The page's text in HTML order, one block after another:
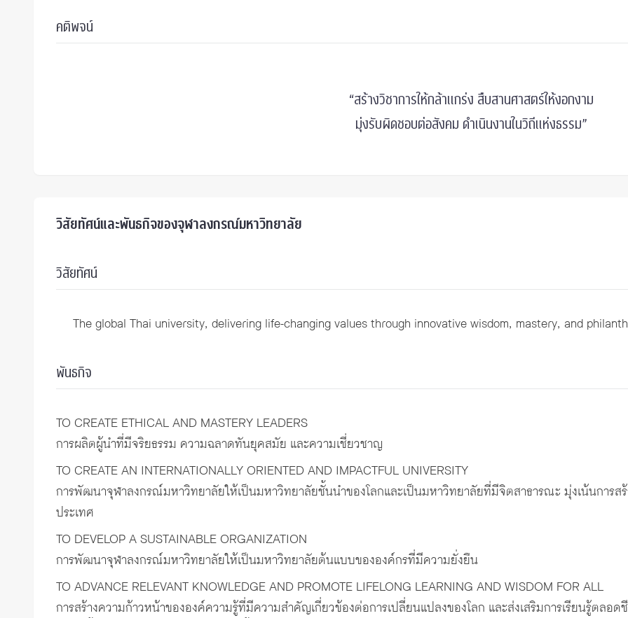
คติพจน์
“สร้างวิชาการให้กล้าแกร่ง สืบสานศาสตร์ให้งอกงาม
มุ่งรับผิดชอบต่อสังคม ดำเนินงานในวิถีแห่งธรรม”
วิสัยทัศน์และพันธกิจของจุฬาลงกรณ์มหาวิทยาลัย
วิสัยทัศน์
The global Thai university, delivering life-changing values through innovative wisdom, mastery, and
พันธกิจ
TO CREATE ETHICAL AND MASTERY LEADERS
การผลิตผู้นำที่มีจริยธรรม ความฉลาดทันยุคสมัย และความเชี่ยวชาญ
TO CREATE AN INTERNATIONALLY ORIENTED AND IMPACTFUL UNIVERSITY
การพัฒนาจุฬาลงกรณ์มหาวิทยาลัยให้เป็นมหาวิทยาลัยชั้นนำของโลกและเป็นมหาวิทยาลัยที่มีจิตสาธารณะ มุ่งเน้นการส
ประเทศ
TO DEVELOP A SUSTAINABLE ORGANIZATION
การพัฒนาจุฬาลงกรณ์มหาวิทยาลัยให้เป็นมหาวิทยาลัยต้นแบบขององค์กรที่มีความยั่งยืน
TO ADVANCE RELEVANT KNOWLEDGE AND PROMOTE LIFELONG LEARNING AND WISDOM FOR ALL
การสร้างความก้าวหน้าขององค์ความรู้ที่มีความสำคัญเกี่ยวข้องต่อการเปลี่ยนแปลงของโลก และส่งเสริมการเรียนรู้ตลอด